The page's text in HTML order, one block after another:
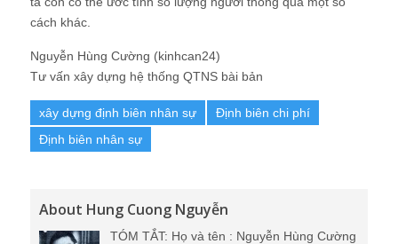
cách khác.
Nguyễn Hùng Cường (kinhcan24)
Tư vấn xây dựng hệ thống QTNS bài bản
xây dựng định biên nhân sự
Định biên chi phí
Định biên nhân sự
About Hung Cuong Nguyễn
TÓM TẮT: Họ và tên : Nguyễn Hùng Cường